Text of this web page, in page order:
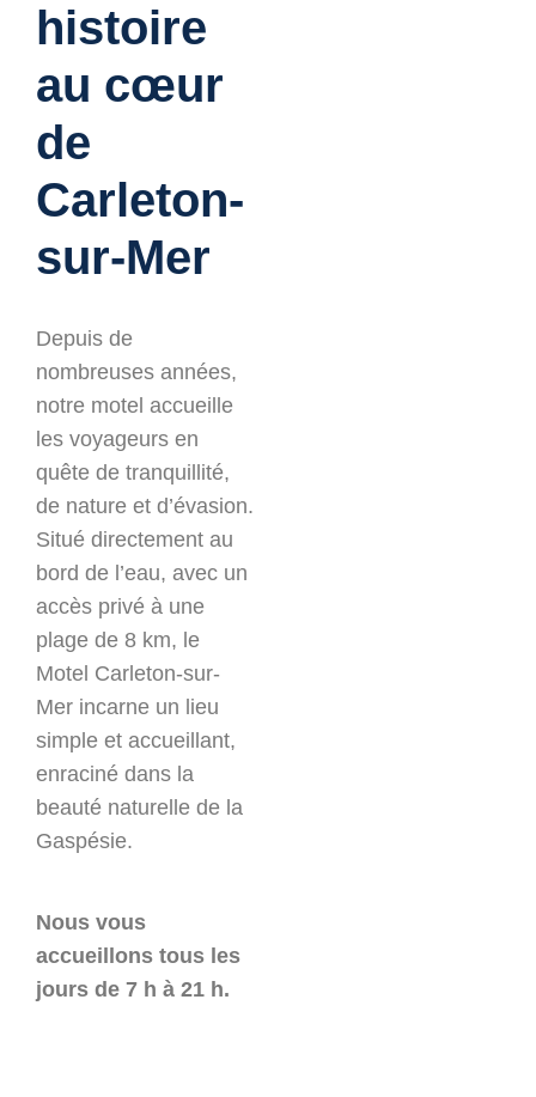
histoire
au cœur
de
Carleton-
sur-Mer
Depuis de
nombreuses années,
notre motel accueille
les voyageurs en
quête de tranquillité,
de nature et d’évasion.
Situé directement au
bord de l’eau, avec un
accès privé à une
plage de 8 km, le
Motel Carleton-sur-
Mer incarne un lieu
simple et accueillant,
enraciné dans la
beauté naturelle de la
Gaspésie.
Nous vous
accueillons tous les
jours de 7 h à 21 h.